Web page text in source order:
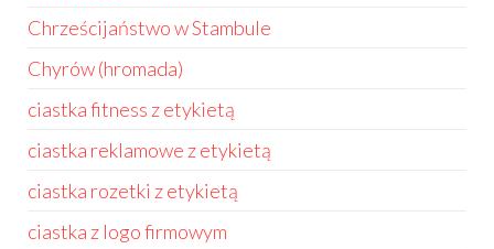
Chrześcijaństwo w Stambule
Chyrów (hromada)
ciastka fitness z etykietą
ciastka reklamowe z etykietą
ciastka rozetki z etykietą
ciastka z logo firmowym